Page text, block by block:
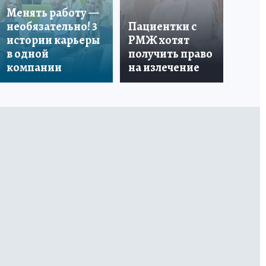
Менять работу —
необязательно! 3
истории карьеры
в одной
компании
Пациентки с
РМЖ хотят
получить право
на излечение